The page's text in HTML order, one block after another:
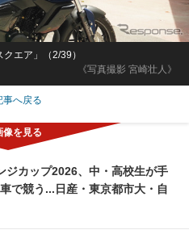
《写真撮影 宮崎壮人》
エア」（2/39）
事へ戻る
ジカップ2026、中・高校生が手
で競う...日産・東京都市大・自